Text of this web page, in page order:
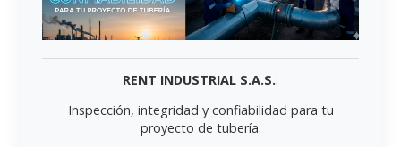
RENT INDUSTRIAL S.A.S.:
Inspección, integridad y confiabilidad para tu
proyecto de tubería.